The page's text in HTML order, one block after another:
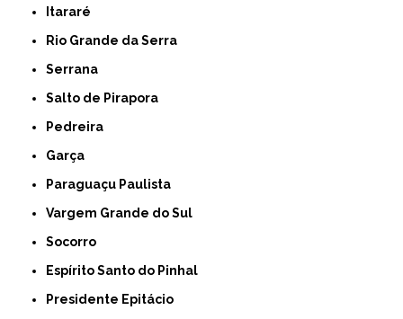
Itararé
Rio Grande da Serra
Serrana
Salto de Pirapora
Pedreira
Garça
Paraguaçu Paulista
Vargem Grande do Sul
Socorro
Espírito Santo do Pinhal
Presidente Epitácio